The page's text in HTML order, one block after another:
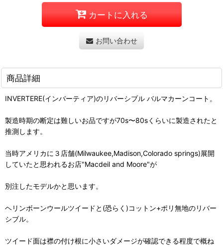
カートに入れる
お問い合わせ
商品詳細
INVERTERE(インバーティア)のリバーシブル バルマカーンコート。
製造時期の断定は難しいお品ですが70s〜80sくらいに製造されたと
推測します。
当時アメリカに３店舗(Milwaukee,Madison,Colorado springs)展開
していたと思われるお店"Macdeil and Moore"が
別注したモデルかと思います。
ヘリンボーンウールツイードと(恐らく)コットン+ポリ無地のリバー
シブル。
ツイード面は襟の付け根に小さいダメージが確認できる程度で概ね